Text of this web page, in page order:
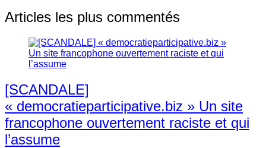
Articles les plus commentés
[SCANDALE]
« democratieparticipative.biz » Un site
francophone ouvertement raciste et qui
l’assume